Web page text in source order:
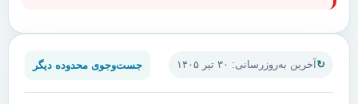
آخرین به‌روزرسانی: ۳۰ تیر ۱۴۰۵ جست‌وجوی محدوده دیگر